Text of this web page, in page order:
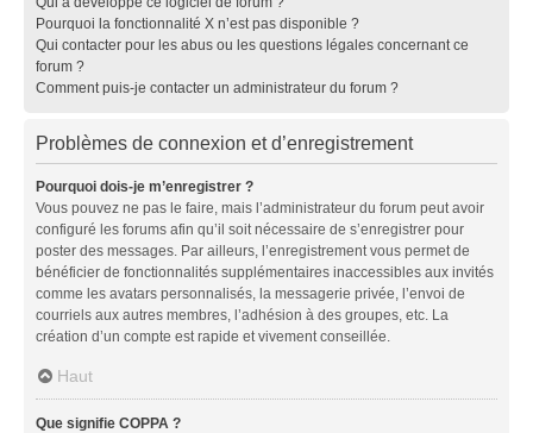
Pourquoi la fonctionnalité X n’est pas disponible ?
Qui contacter pour les abus ou les questions légales concernant ce
forum ?
Comment puis-je contacter un administrateur du forum ?
Problèmes de connexion et d’enregistrement
Pourquoi dois-je m’enregistrer ?
Vous pouvez ne pas le faire, mais l’administrateur du forum peut avoir
configuré les forums afin qu’il soit nécessaire de s’enregistrer pour
poster des messages. Par ailleurs, l’enregistrement vous permet de
bénéficier de fonctionnalités supplémentaires inaccessibles aux invités
comme les avatars personnalisés, la messagerie privée, l’envoi de
courriels aux autres membres, l’adhésion à des groupes, etc. La
création d’un compte est rapide et vivement conseillée.
Haut
Que signifie COPPA ?